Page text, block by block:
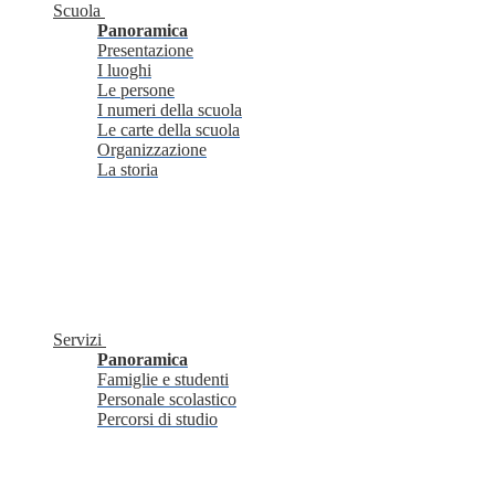
Scuola
Panoramica
Presentazione
I luoghi
Le persone
I numeri della scuola
Le carte della scuola
Organizzazione
La storia
Servizi
Panoramica
Famiglie e studenti
Personale scolastico
Percorsi di studio